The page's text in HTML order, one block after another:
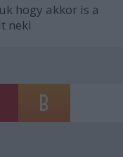
hogy akkor is a
neki